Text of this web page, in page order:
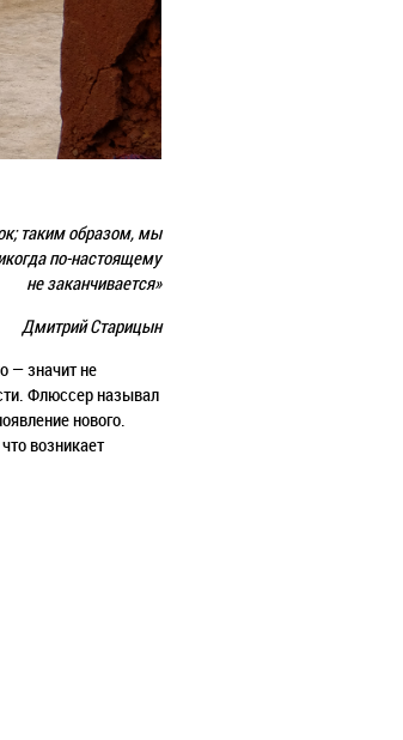
таким образом, мы
по-настоящему
не заканчивается»
Дмитрий Старицын
— значит не
Флюссер называл
нового.
возникает